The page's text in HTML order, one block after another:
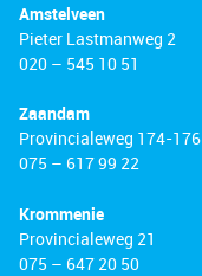
Amstelveen
Pieter Lastmanweg 2
020 – 545 10 51
Zaandam
Provincialeweg 174-176
075 – 617 99 22
Krommenie
Provincialeweg 21
075 – 647 20 50